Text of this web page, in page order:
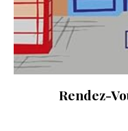
Rendez-